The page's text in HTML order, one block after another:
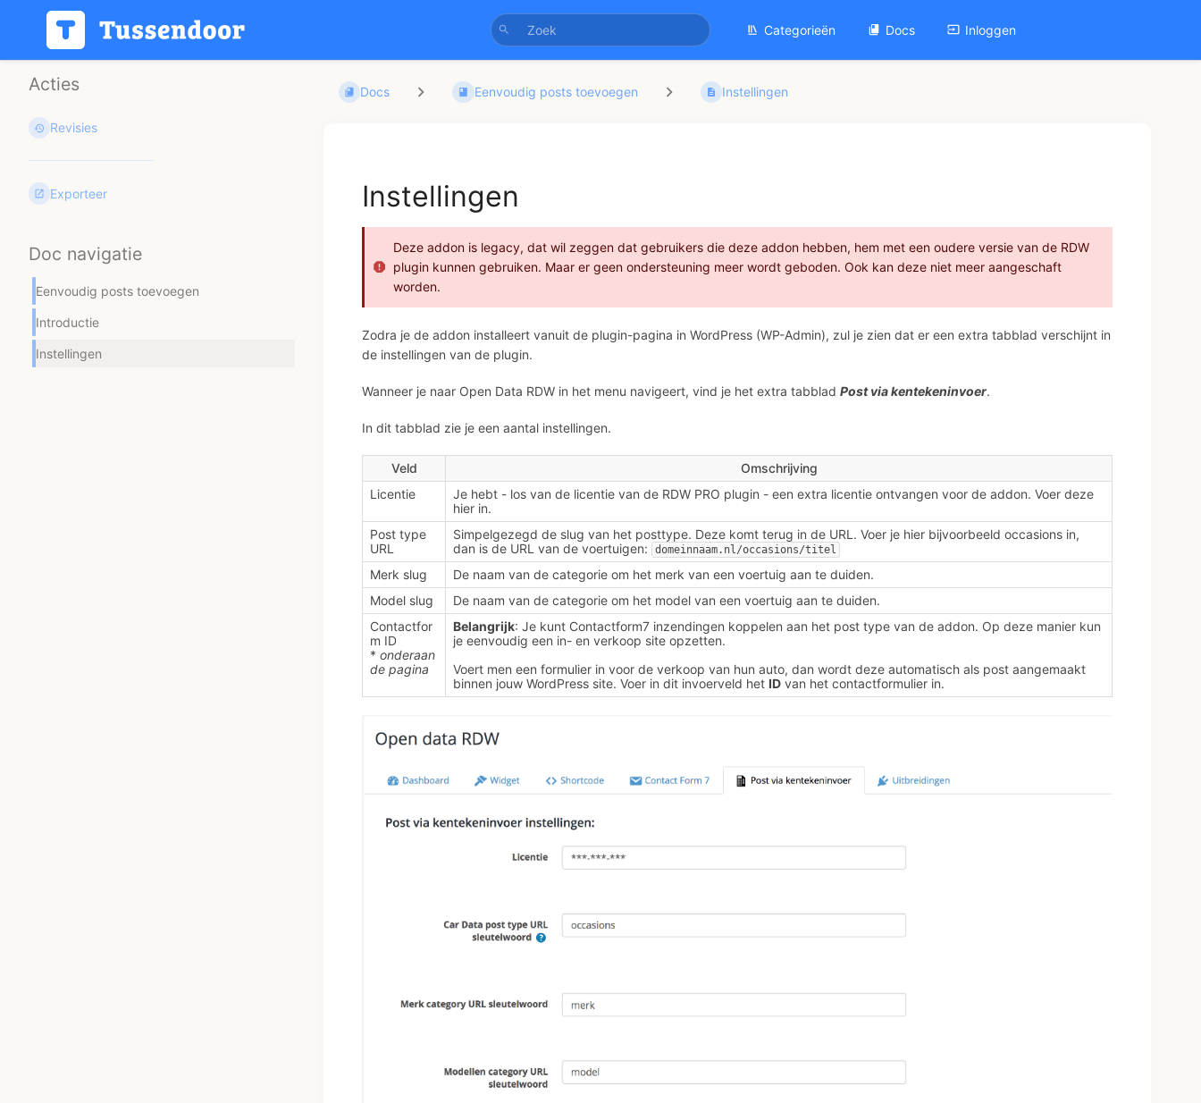
Categorieën Docs Inloggen
Acties
Revisies
Exporteer
Doc navigatie
Eenvoudig posts toevoegen
Introductie
Instellingen
Docs Eenvoudig posts toevoegen Instellingen
Instellingen
Deze addon is legacy, dat wil zeggen dat gebruikers die deze addon hebben, hem met een oudere versie van de RDW
plugin kunnen gebruiken. Maar er geen ondersteuning meer wordt geboden. Ook kan deze niet meer aangeschaft
worden.
Zodra je de addon installeert vanuit de plugin-pagina in WordPress (WP-Admin), zul je zien dat er een extra tabblad verschijnt in
de instellingen van de plugin.
Wanneer je naar Open Data RDW in het menu navigeert, vind je het extra tabblad Post via kentekeninvoer.
In dit tabblad zie je een aantal instellingen.
Veld
Omschrijving
Licentie
Je hebt - los van de licentie van de RDW PRO plugin - een extra licentie ontvangen voor de addon. Voer deze
hier in.
Post type
URL
Simpelgezegd de slug van het posttype. Deze komt terug in de URL. Voer je hier bijvoorbeeld occasions in,
dan is de URL van de voertuigen:
domeinnaam.nl/occasions/titel
Merk slug
De naam van de categorie om het merk van een voertuig aan te duiden.
Model slug
De naam van de categorie om het model van een voertuig aan te duiden.
Contactfor
m ID
* onderaan
de pagina
Belangrijk: Je kunt Contactform7 inzendingen koppelen aan het post type van de addon. Op deze manier kun
je eenvoudig een in- en verkoop site opzetten.
Voert men een formulier in voor de verkoop van hun auto, dan wordt deze automatisch als post aangemaakt
binnen jouw WordPress site. Voer in dit invoerveld het ID van het contactformulier in.